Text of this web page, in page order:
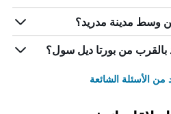
وسط مدينة مدريد؟
بالقرب من بورتا ديل سول؟
الأسئلة الشائعة